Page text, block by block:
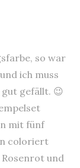
so war
ich muss
gefällt. 😉
mit fünf
coloriert
und